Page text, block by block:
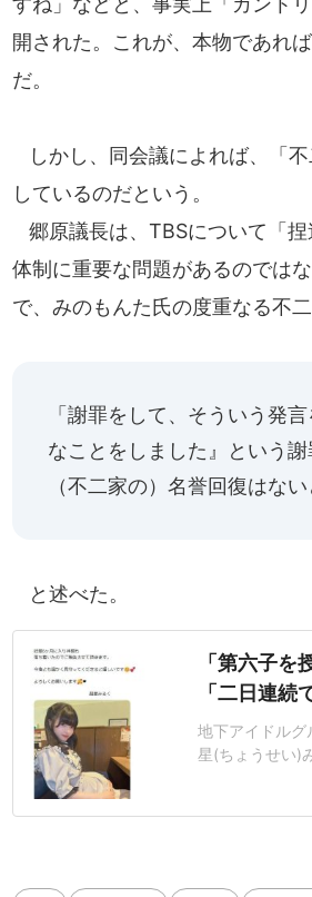
開された。これが、本物であれ
だ。
しかし、同会議によれば、「
しているのだという。
郷原議長は、TBSについて「
体制に重要な問題があるのでは
で、みのもんた氏の度重なる不
「謝罪をして、そういう発
なことをしました』という
（不二家の）名誉回復はない
と述べた。
「第六子
「二日連続
地下アイドル
星(ちょうせい)
投稿し、波紋